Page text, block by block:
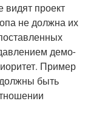
видят про­ект
не долж­на их
демо­
При­мер
быть